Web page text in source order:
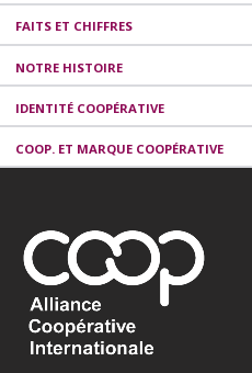
FAITS ET CHIFFRES
NOTRE HISTOIRE
IDENTITÉ COOPÉRATIVE
COOP. ET MARQUE COOPÉRATIVE